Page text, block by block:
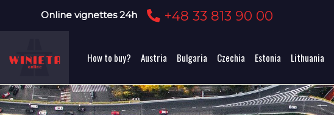
Online vignettes 24h +48 33 813 90 00
How to buy? Austria Bulgaria Czechia Estonia Lithuania